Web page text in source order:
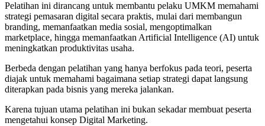
Pelatihan ini dirancang untuk membantu pelaku UMKM memahami
strategi pemasaran digital secara praktis, mulai dari membangun
branding, memanfaatkan media sosial, mengoptimalkan
marketplace, hingga memanfaatkan Artificial Intelligence (AI) untuk
meningkatkan produktivitas usaha.
Berbeda dengan pelatihan yang hanya berfokus pada teori, peserta
diajak untuk memahami bagaimana setiap strategi dapat langsung
diterapkan pada bisnis yang mereka jalankan.
Karena tujuan utama pelatihan ini bukan sekadar membuat peserta
mengetahui konsep Digital Marketing.